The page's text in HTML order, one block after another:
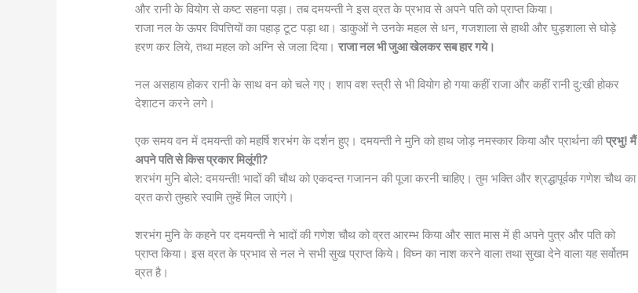
और रानी के वियोग से कष्ट सहना पड़ा। तब दमयन्ती ने इस व्रत के प्रभाव से अपने पति को प्राप्त किया।
राजा नल के ऊपर विपत्तियों का पहाड़ टूट पड़ा था। डाकुओं ने उनके महल से धन, गजशाला से हाथी और घुड़शाला से घोड़े
हरण कर लिये, तथा महल को अग्नि से जला दिया।राजा नल भी जुआ खेलकर सब हार गये।
नल असहाय होकर रानी के साथ वन को चले गए। शाप वश स्त्री से भी वियोग हो गया कहीं राजा और कहीं रानी दु:खी होकर
देशाटन करने लगे।
एक समय वन में दमयन्ती को महर्षि शरभंग के दर्शन हुए। दमयन्ती ने मुनि को हाथ जोड़ नमस्कार किया और प्रार्थना कीप्रभु! मैं
अपने पति से किस प्रकार मिलूंगी?
शरभंग मुनि बोले: दमयन्ती! भादों की चौथ को एकदन्त गजानन की पूजा करनी चाहिए। तुम भक्ति और श्रद्धापूर्वक गणेश चौथ का
व्रत करो तुम्हारे स्वामि तुम्हें मिल जाएंगे।
शरभंग मुनि के कहने पर दमयन्ती ने भादों की गणेश चौथ को व्रत आरम्भ किया और सात मास में ही अपने पुत्र और पति को
प्राप्त किया। इस व्रत के प्रभाव से नल ने सभी सुख प्राप्त किये। विघ्न का नाश करने वाला तथा सुखा देने वाला यह सर्वोतम
व्रत है।